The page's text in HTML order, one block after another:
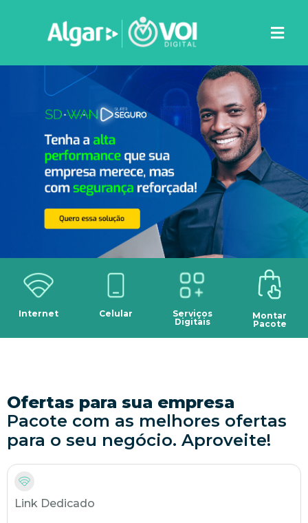
Internet Celular
Serviços
Digitais
Montar
Pacote
Ofertas para sua empresa
Pacote com as melhores ofertas
para o seu negócio. Aproveite!
Link Dedicado